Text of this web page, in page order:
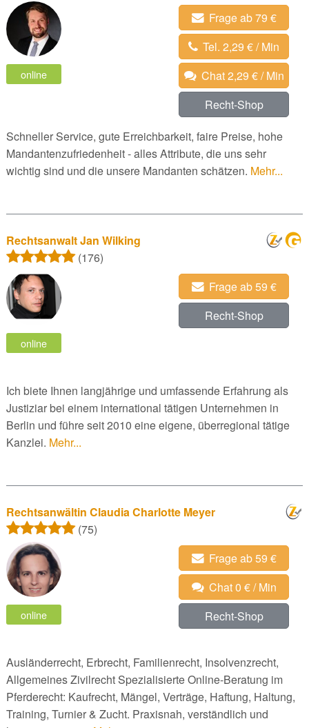
online
Frage ab 79 €
Tel. 2,29 € / Min
Chat 2,29 € / Min
Recht-Shop
Schneller Service, gute Erreichbarkeit, faire Preise, hohe
Mandantenzufriedenheit - alles Attribute, die uns sehr
wichtig sind und die unsere Mandanten schätzen. Mehr...
Rechtsanwalt Jan Wilking
(176)
online
Frage ab 59 €
Recht-Shop
Ich biete Ihnen langjährige und umfassende Erfahrung als
Justiziar bei einem international tätigen Unternehmen in
Berlin und führe seit 2010 eine eigene, überregional tätige
Kanzlei. Mehr...
Rechtsanwältin Claudia Charlotte Meyer
(75)
online
Frage ab 59 €
Chat 0 € / Min
Recht-Shop
Ausländerrecht, Erbrecht, Familienrecht, Insolvenzrecht,
Allgemeines Zivilrecht Spezialisierte Online-Beratung im
Pferderecht: Kaufrecht, Mängel, Verträge, Haftung, Haltung,
Training, Turnier & Zucht. Praxisnah, verständlich und